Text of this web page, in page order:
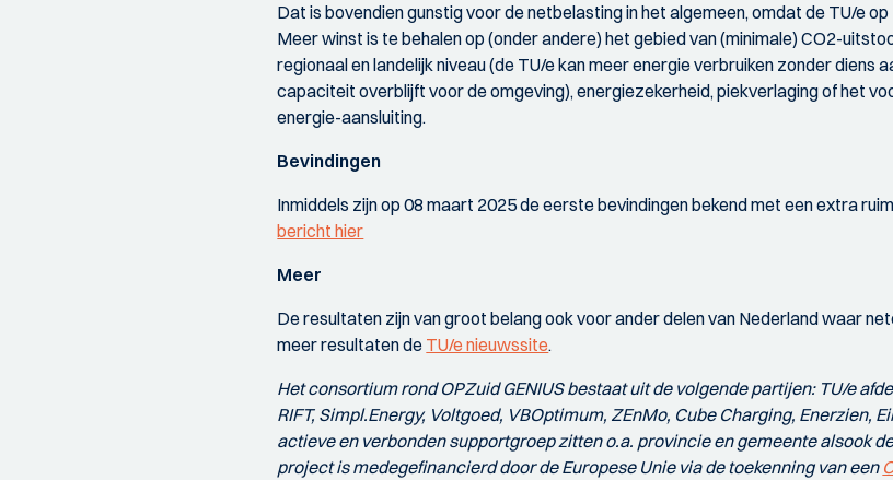
Dat is bovendien gunstig voor de netbelasting in het algemeen, omdat de TU/e op
Meer winst is te behalen op (onder andere) het gebied van (minimale) CO2-
regionaal en landelijk niveau (de TU/e kan meer energie verbruiken zonder diens
capaciteit overblijft voor de omgeving), energiezekerheid, piekverlaging of het
energie-aansluiting.
Bevindingen
Inmiddels zijn op 08 maart 2025 de eerste bevindingen bekend met een extra
bericht hier
Meer
De resultaten zijn van groot belang ook voor ander delen van Nederland waar
meer resultaten de TU/e nieuwssite.
Het consortium rond OPZuid GENIUS bestaat uit de volgende partijen: TU/e
RIFT, Simpl.Energy, Voltgoed, VBOptimum, ZEnMo, Cube Charging, Enerzien,
actieve en verbonden supportgroep zitten o.a. provincie en gemeente alsook
project is medegefinancierd door de Europese Unie via de toekenning van een